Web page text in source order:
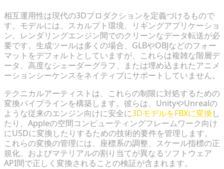
相互運用性は現代の3Dプロダクションを定義づけるもので
す。モデルには、スカルプト環境、リギングアプリケーショ
ン、レンダリングエンジン間でのクリーンなデータ転送が必
要です。生成ツールは多くの場合、GLBやOBJなどのフォー
マットをデフォルトとしていますが、これらは複雑な階層デ
ータ、高度なシェーダーグラフ、または埋め込まれたアニメ
ーションシーケンスをネイティブにサポートしていません。
テクニカルアーティストは、これらの制限に対処するための
変換パイプラインを構築します。彼らは、UnityやUnrealの
ような従来のエンジン向けに安全に3DモデルをFBXに変換し
たり、Appleの空間コンピューティングフレームワーク向け
にUSDに変換したりするための技術的要件を管理します。
これらの変換の管理には、座標系の調整、スケール指標の正
規化、およびマテリアルの割り当てが異なるソフトウェア
API間で正しく変換されることの検証が含まれます。